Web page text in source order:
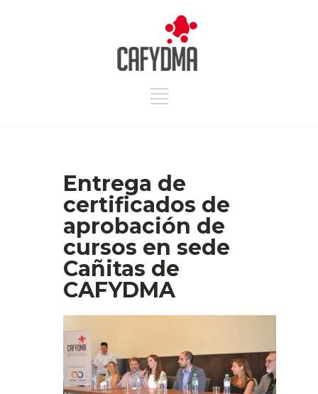
Entrega de
certificados de
aprobación de
cursos en sede
Cañitas de
CAFYDMA